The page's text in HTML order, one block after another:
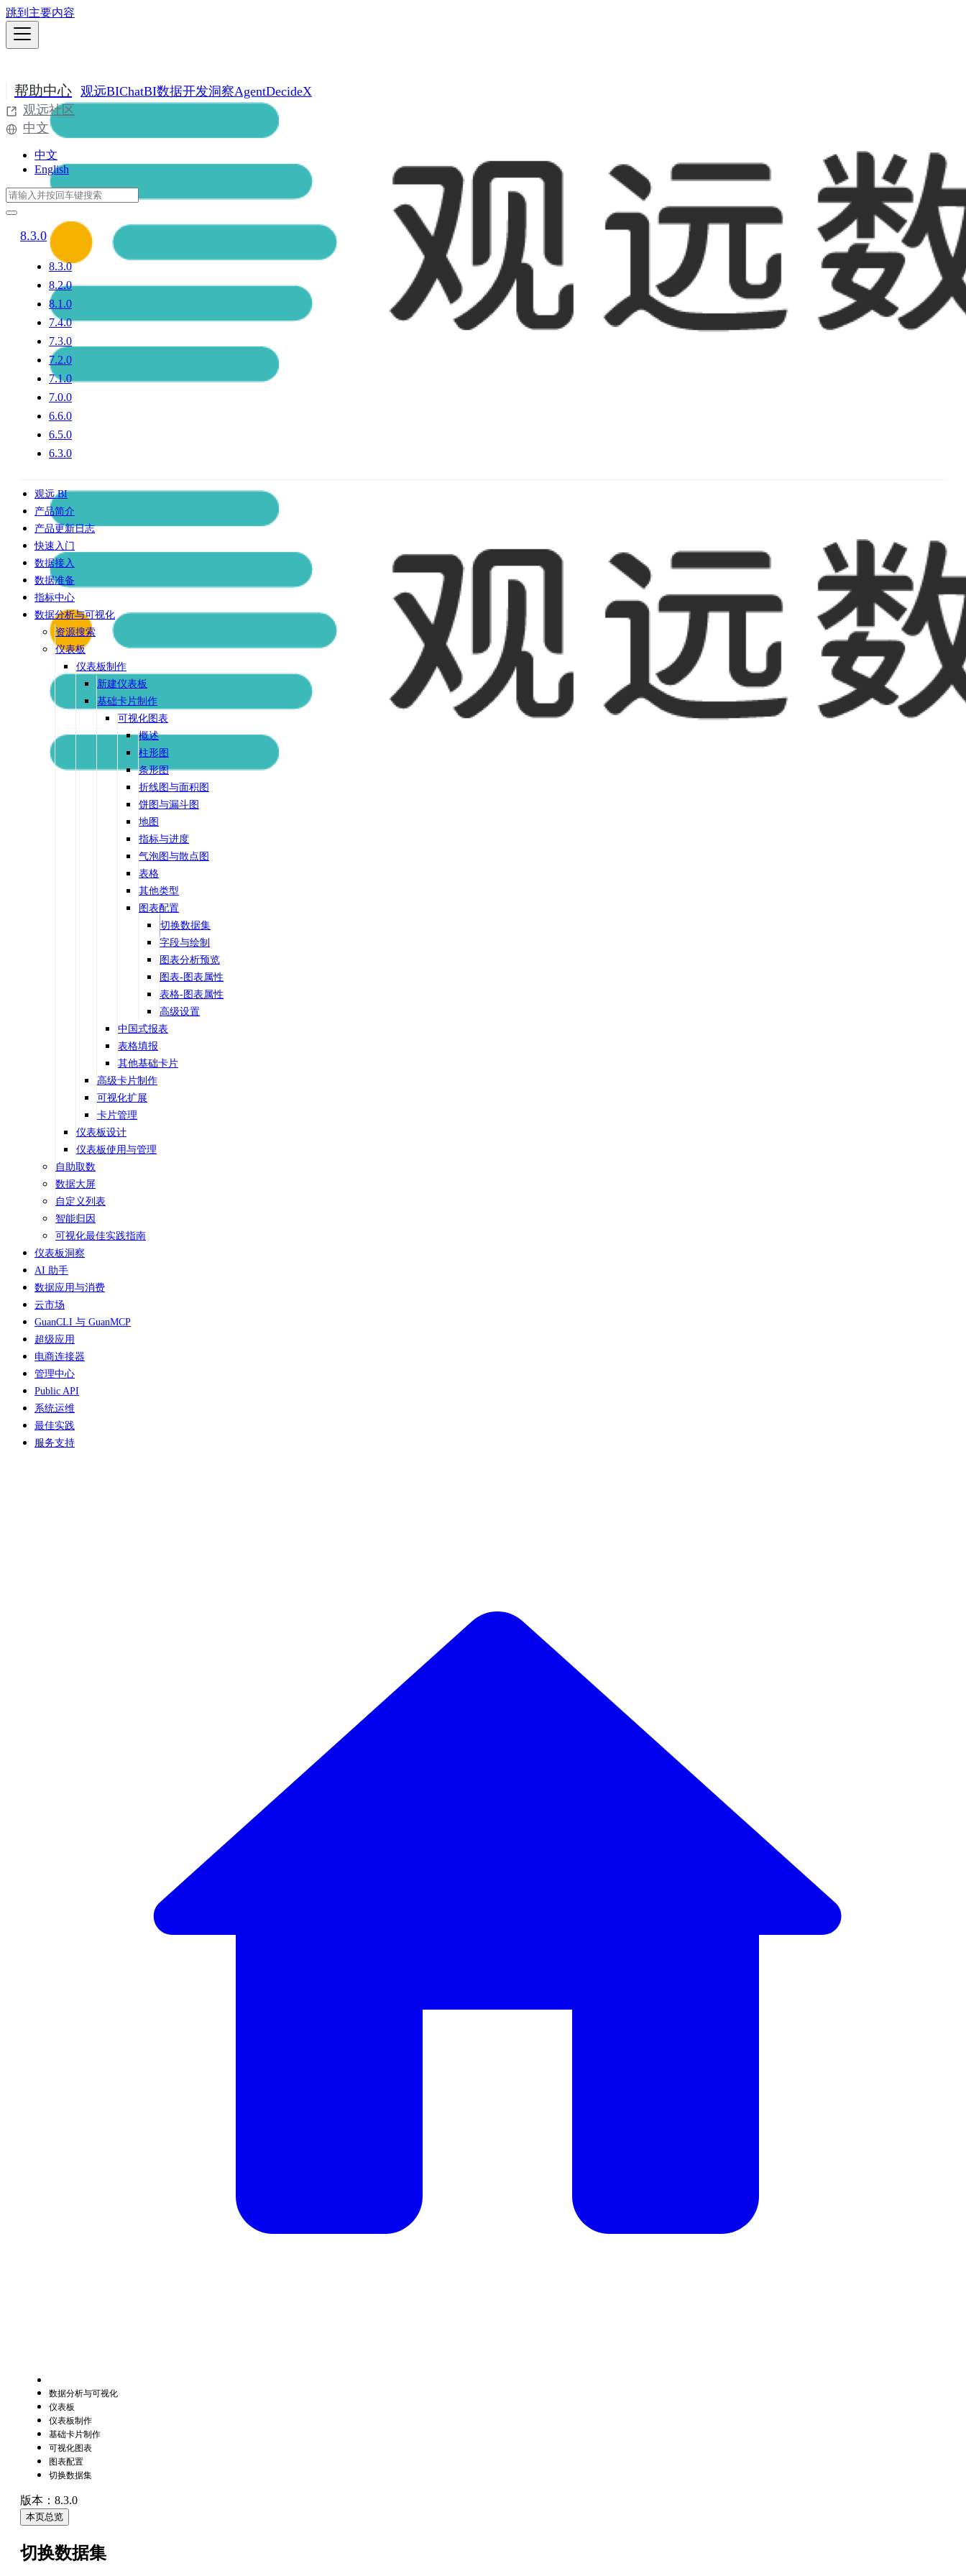
跳到主要内容
帮助中心 观远BIChatBI数据开发洞察AgentDecideX
观远社区
中文
中文
English
8.3.0
8.3.0
8.2.0
8.1.0
7.4.0
7.3.0
7.2.0
7.1.0
7.0.0
6.6.0
6.5.0
6.3.0
观远 BI
产品简介
产品更新日志
快速入门
数据接入
数据准备
指标中心
数据分析与可视化
资源搜索
仪表板
仪表板制作
新建仪表板
基础卡片制作
可视化图表
概述
柱形图
条形图
折线图与面积图
饼图与漏斗图
地图
指标与进度
气泡图与散点图
表格
其他类型
图表配置
切换数据集
字段与绘制
图表分析预览
图表-图表属性
表格-图表属性
高级设置
中国式报表
表格填报
其他基础卡片
高级卡片制作
可视化扩展
卡片管理
仪表板设计
仪表板使用与管理
自助取数
数据大屏
自定义列表
智能归因
可视化最佳实践指南
仪表板洞察
AI 助手
数据应用与消费
云市场
GuanCLI 与 GuanMCP
超级应用
电商连接器
管理中心
Public API
系统运维
最佳实践
服务支持
数据分析与可视化
仪表板
仪表板制作
基础卡片制作
可视化图表
图表配置
切换数据集
版本：8.3.0
本页总览
切换数据集